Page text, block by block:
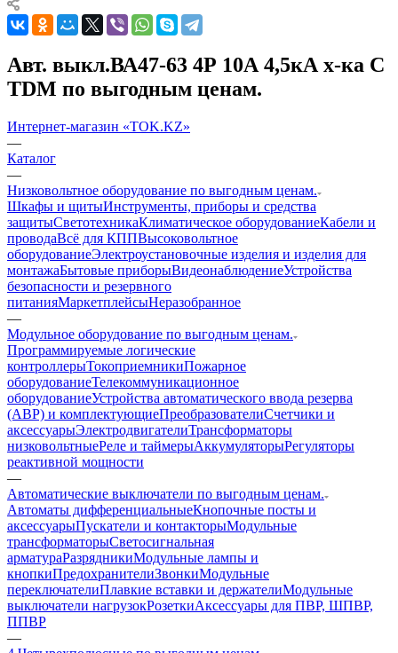
Авт. выкл.ВА47-63 4Р 10А 4,5кА х-ка С
TDM по выгодным ценам.
Интернет-магазин «TOK.KZ»
—
Каталог
—
Низковольтное оборудование по выгодным ценам.
Шкафы и щитыИнструменты, приборы и средства
защитыСветотехникаКлиматическое оборудованиеКабели и
проводаВсё для КППВысоковольтное
оборудованиеЭлектроустановочные изделия и изделия для
монтажаБытовые приборыВидеонаблюдениеУстройства
безопасности и резервного
питанияМаркетплейсыНеразобранное
—
Модульное оборудование по выгодным ценам.
Программируемые логические
контроллерыТокоприемникиПожарное
оборудованиеТелекоммуникационное
оборудованиеУстройства автоматического ввода резерва
(АВР) и комплектующиеПреобразователиСчетчики и
аксессуарыЭлектродвигателиТрансформаторы
низковольтныеРеле и таймерыАккумуляторыРегуляторы
реактивной мощности
—
Автоматические выключатели по выгодным ценам.
Автоматы дифференциальныеКнопочные посты и
аксессуарыПускатели и контакторыМодульные
трансформаторыСветосигнальная
арматураРазрядникиМодульные лампы и
кнопкиПредохранителиЗвонкиМодульные
переключателиПлавкие вставки и держателиМодульные
выключатели нагрузокРозеткиАксессуары для ПВР, ШПВР,
ППВР
—